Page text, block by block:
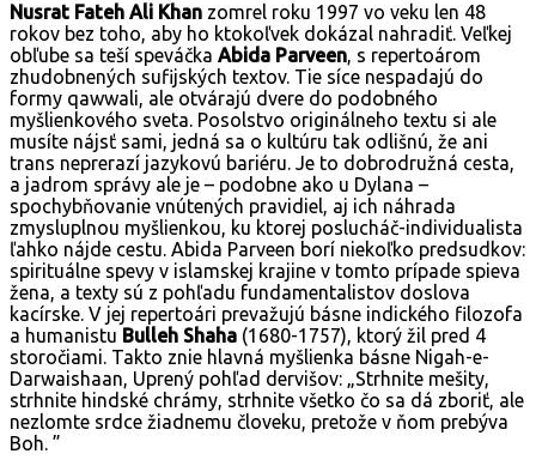
Nusrat Fateh Ali Khan zomrel roku 1997 vo veku len 48
rokov bez toho, aby ho ktokoľvek dokázal nahradiť. Veľkej
obľube sa teší speváčka Abida Parveen, s repertoárom
zhudobnených sufijských textov. Tie síce nespadajú do
formy qawwali, ale otvárajú dvere do podobného
myšlienkového sveta. Posolstvo originálneho textu si ale
musíte nájsť sami, jedná sa o kultúru tak odlišnú, že ani
trans neprerazí jazykovú bariéru. Je to dobrodružná cesta,
a jadrom správy ale je – podobne ako u Dylana –
spochybňovanie vnútených pravidiel, aj ich náhrada
zmysluplnou myšlienkou, ku ktorej poslucháč-individualista
ľahko nájde cestu. Abida Parveen borí niekoľko predsudkov:
spirituálne spevy v islamskej krajine v tomto prípade spieva
žena, a texty sú z pohľadu fundamentalistov doslova
kacírske. V jej repertoári prevažujú básne indického filozofa
a humanistu Bulleh Shaha (1680-1757), ktorý žil pred 4
storočiami. Takto znie hlavná myšlienka básne Nigah-e-
Darwaishaan, Uprený pohľad dervišov: „Strhnite mešity,
strhnite hindské chrámy, strhnite všetko čo sa dá zboriť, ale
nezlomte srdce žiadnemu človeku, pretože v ňom prebýva
Boh. ”